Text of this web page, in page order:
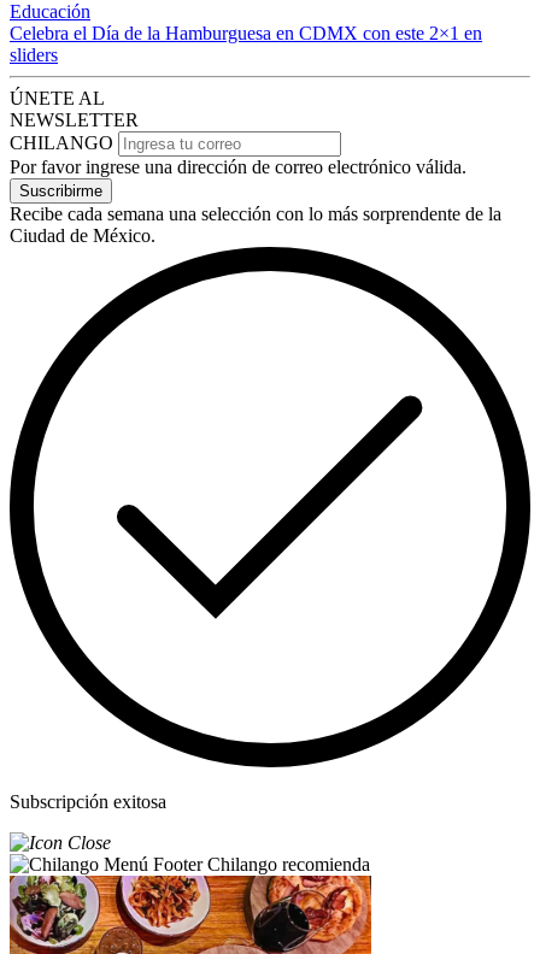
Educación
Celebra el Día de la Hamburguesa en CDMX con este 2×1 en
sliders
ÚNETE AL
NEWSLETTER
CHILANGO
Por favor ingrese una dirección de correo electrónico válida.
Suscribirme
Recibe cada semana una selección con lo más sorprendente de la
Ciudad de México.
Subscripción exitosa
Chilango recomienda